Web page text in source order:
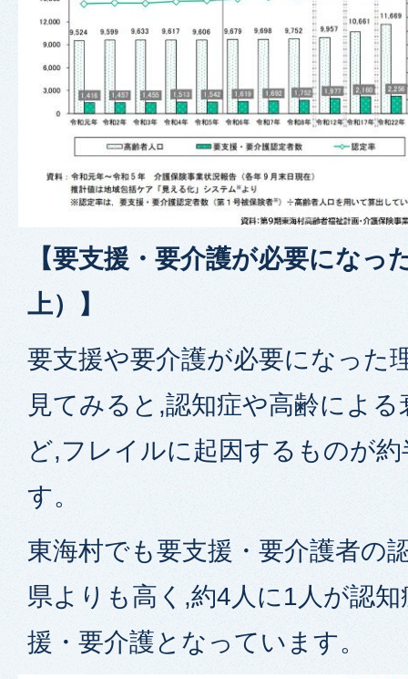
【要支援・要介護が必要になっ
上）】
要支援や要介護が必要になった
見てみると,認知症や高齢によ
ど,フレイルに起因するものが
す。
東海村でも要支援・要介護者の
県よりも高く,約4人に1人が認
援・要介護となっています。